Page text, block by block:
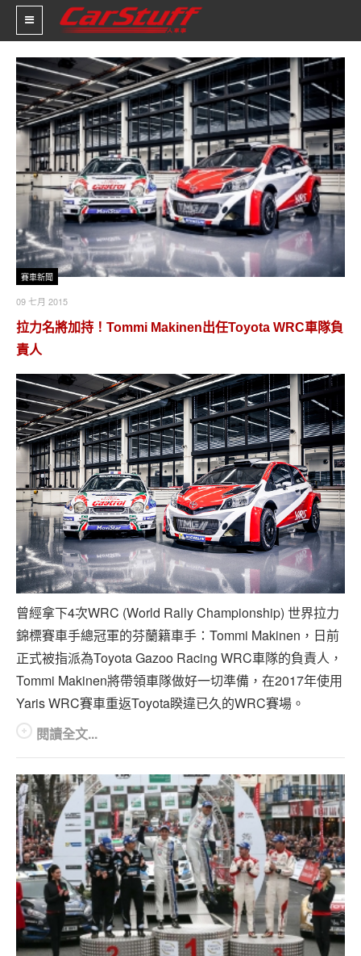
新車價格
車市新聞
賽車新聞
汽車改裝
輪胎特區
促銷訊息
人車軼事
試車報導
專題報導
車型比拼
兩輪世界
賽車新聞
09 七月 2015
拉力名將加持！Tommi Makinen出任Toyota WRC車隊負
責人
曾經拿下4次WRC (World Rally Championship) 世界拉力
錦標賽車手總冠軍的芬蘭籍車手：Tommi Makinen，日前
正式被指派為Toyota Gazoo Racing WRC車隊的負責人，
Tommi Makinen將帶領車隊做好一切準備，在2017年使用
Yaris WRC賽車重返Toyota睽違已久的WRC賽場。
閱讀全文...